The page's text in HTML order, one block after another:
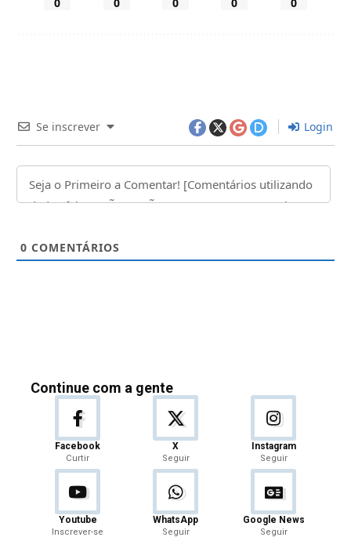
Se inscrever Login
0 COMENTÁRIOS
Continue com a gente
Facebook
Curtir
X
Seguir
Instagram
Seguir
Youtube
Inscrever-se
WhatsApp
Seguir
Google News
Seguir